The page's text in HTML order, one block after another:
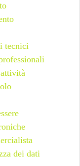
tecnici
dei dati